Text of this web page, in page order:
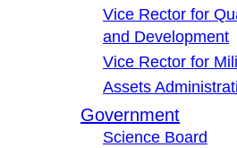
Vice Rector for
and Development
Vice Rector for
Assets
Government
Science Board